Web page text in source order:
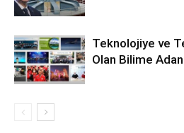
Teknolojiye ve
Olan Bilime